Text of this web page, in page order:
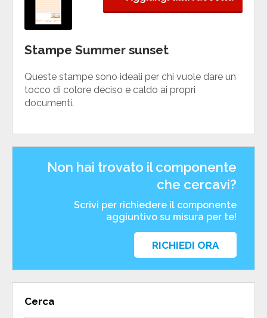
Cerca
Stampe Summer sunset
Queste stampe sono ideali per chi vuole dare un
tocco di colore deciso e caldo ai propri
documenti.
Non hai trovato il componente
che cercavi?
Scrivi per richiedere il componente
aggiuntivo su misura per te!
RICHIEDI ORA